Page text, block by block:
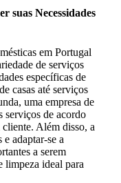
suas Necessidades
em Portugal
de serviços
específicas de
casas até serviços
uma empresa de
serviços de acordo
Além disso, a
adaptar-se a
a serem
limpeza ideal para